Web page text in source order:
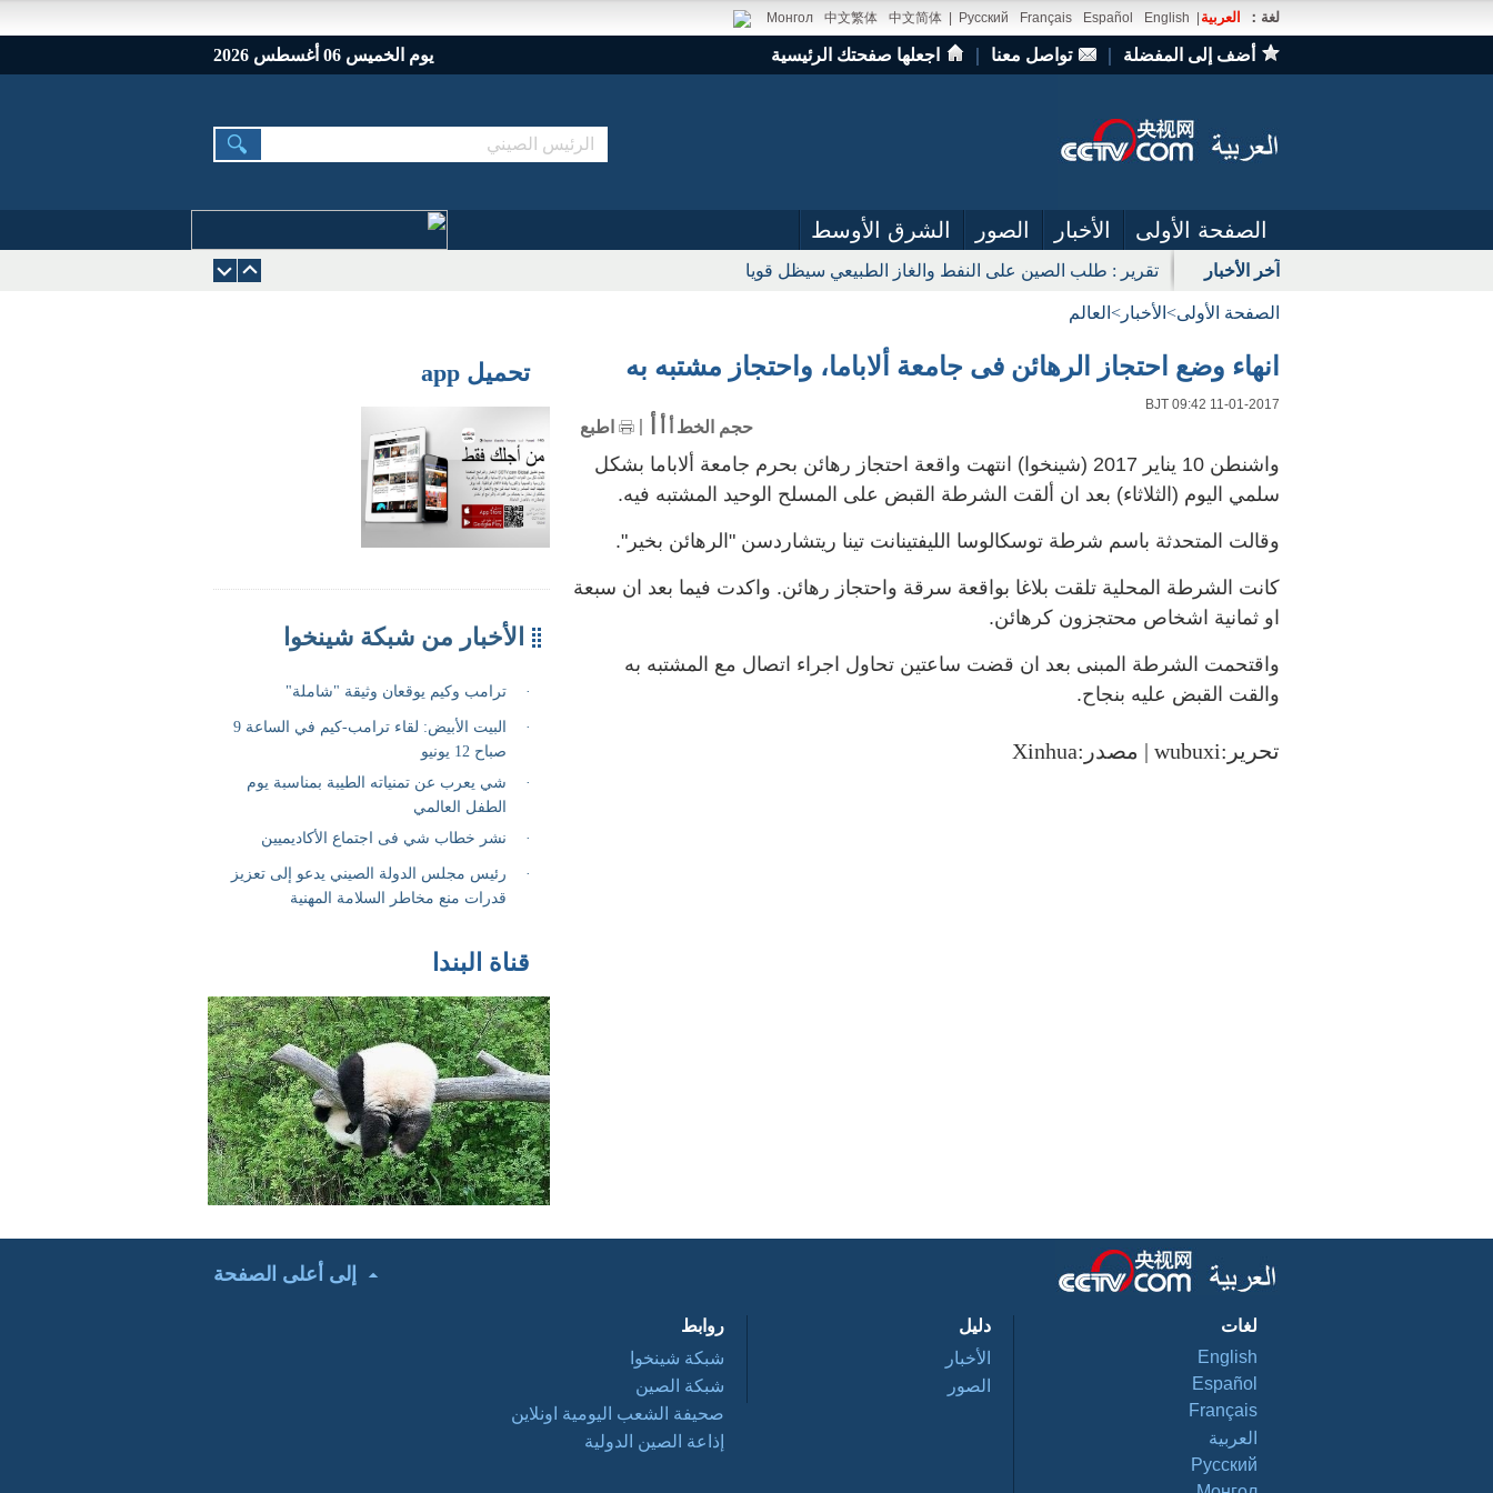
لغة： العربية English
Español
Français
Русский
中文简体
中文繁体
Монгол
أضف إلى المفضلة تواصل معنا اجعلها صفحتك الرئيسية يوم الخميس 06 أغسطس 2026
الصفحة الأولى الأخبار الصور الشرق الأوسط
آخر الأخبار تقرير : طلب الصين على النفط والغاز الطبيعي سيظل قويا
الصفحة الأولى> الأخبار > العالم
تحميل app
قناة البندا
انهاء وضع احتجاز الرهائن فى جامعة ألاباما، واحتجاز مشتبه به
BJT 09:42 11-01-2017
اطبع حجم الخط
واشنطن 10 يناير 2017 (شينخوا) انتهت واقعة احتجاز رهائن بحرم جامعة ألاباما بشكل
سلمي اليوم (الثلاثاء) بعد ان ألقت الشرطة القبض على المسلح الوحيد المشتبه فيه.
وقالت المتحدثة باسم شرطة توسكالوسا الليفتينانت تينا ريتشاردسن "الرهائن بخير".
كانت الشرطة المحلية تلقت بلاغا بواقعة سرقة واحتجاز رهائن. واكدت فيما بعد ان سبعة
او ثمانية اشخاص محتجزون كرهائن.
واقتحمت الشرطة المبنى بعد ان قضت ساعتين تحاول اجراء اتصال مع المشتبه به
والقت القبض عليه بنجاح.
تحرير:wubuxi | مصدر:Xinhua
إلى أعلى الصفحة
لغات
English
Español
Français
العربية
Pусский
دليل
الأخبار
الصور
روابط
شبكة شينخوا
شبكة الصين
صحيفة الشعب اليومية اونلاين
إذاعة الصين الدولية